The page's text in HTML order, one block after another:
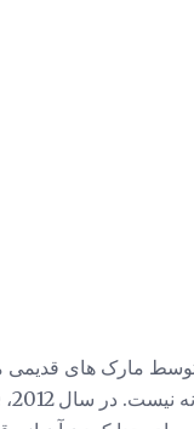
مارک های قدیمی